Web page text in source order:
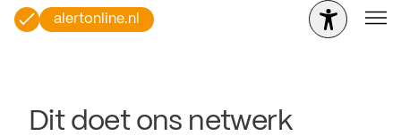
alertonline.nl
Dit doet ons netwerk